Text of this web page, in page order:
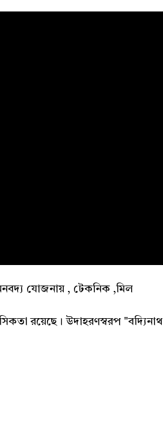
যোজনায় , টেকনিক ,মিল
রয়েছে। উদাহরণস্বরপ "বদ্যিনাথ